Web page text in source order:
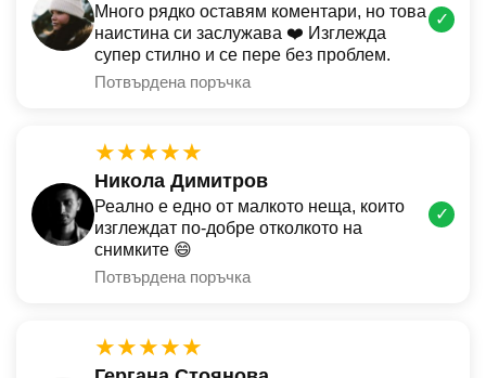
Много рядко оставям коментари, но това
наистина си заслужава ❤️ Изглежда
супер стилно и се пере без проблем.
Потвърдена поръчка
✓
★★★★★
Никола Димитров
Реално е едно от малкото неща, които
изглеждат по-добре отколкото на
снимките 😄
Потвърдена поръчка
✓
★★★★★